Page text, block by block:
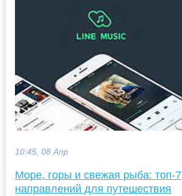
10:45, 08 Апр
Море, горы и свежая рыба: топ-7
направлений для путешествия